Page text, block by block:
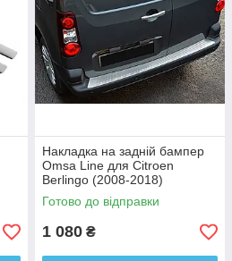
Накладка на задній бампер
Omsa Line для Citroen
Berlingo (2008-2018)
Нержавіюча сталь
Готово до відправки
1 080 ₴